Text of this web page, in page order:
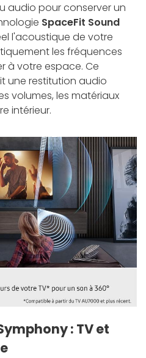
audio pour conserver un
SpaceFit Sound
l'acoustique de votre
les fréquences
à votre espace. Ce
une restitution audio
volumes, les matériaux
intérieur.
: TV et